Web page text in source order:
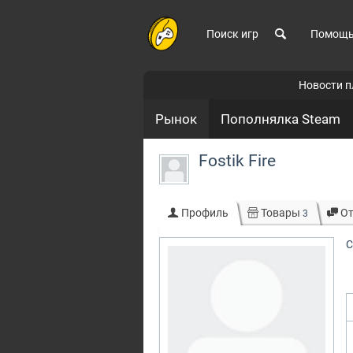
Поиск игр Помощь
Новости
Рынок Пополнялка Steam
Fostik Fire
Профиль Товары 3